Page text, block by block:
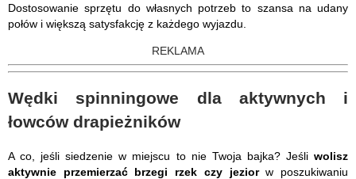
Dostosowanie sprzętu do własnych potrzeb to szansa na udany
połów i większą satysfakcję z każdego wyjazdu.
REKLAMA
Wędki spinningowe dla aktywnych i
łowców drapieżników
A co, jeśli siedzenie w miejscu to nie Twoja bajka? Jeśli wolisz
aktywnie przemierzać brzegi rzek czy jeziorw poszukiwaniu